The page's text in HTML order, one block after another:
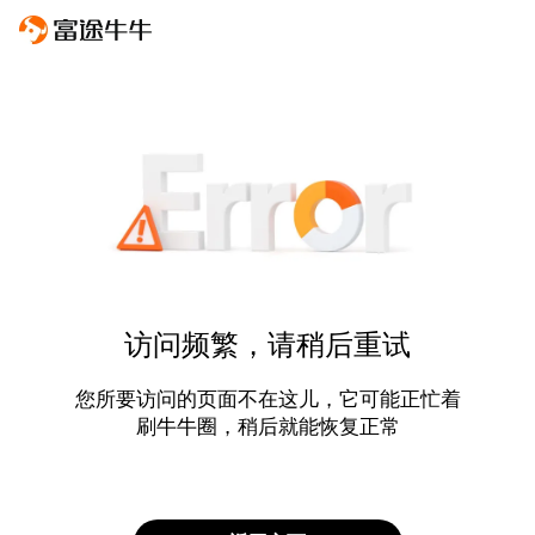
访问频繁，请稍后重试
您所要访问的页面不在这儿，它可能正忙着
刷牛牛圈，稍后就能恢复正常